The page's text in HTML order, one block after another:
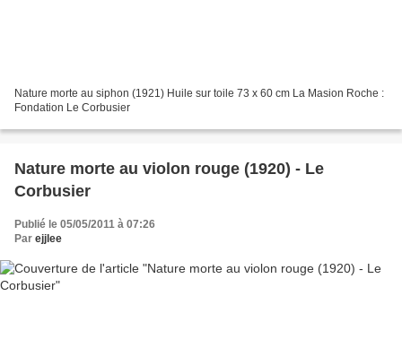
Nature morte au siphon (1921) Huile sur toile 73 x 60 cm La Masion Roche :
Fondation Le Corbusier
Nature morte au violon rouge (1920) - Le
Corbusier
Publié le 05/05/2011 à 07:26
Par ejjlee